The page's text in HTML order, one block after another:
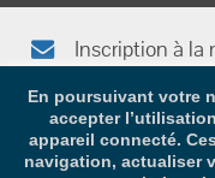
En poursuivant votre
accepter
appareil connecté.
navigation, actualiser
Inscription à la